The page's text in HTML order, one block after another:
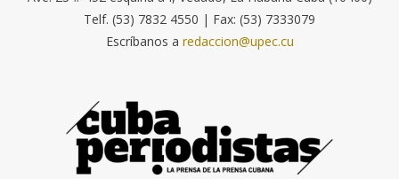
Telf. (53) 7832 4550 | Fax: (53) 7333079
Escríbanos a redaccion@upec.cu